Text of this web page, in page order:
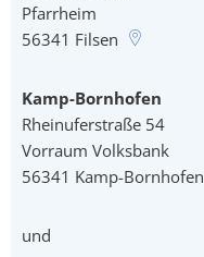
Pfarrheim
56341 Filsen
Kamp-Bornhofen
Rheinuferstraße 54
Vorraum Volksbank
56341 Kamp-Bornhofen
und